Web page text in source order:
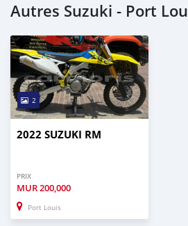
Autres Suzuki - Port
2
2022 SUZUKI RM
PRIX
MUR200,000
Port Louis